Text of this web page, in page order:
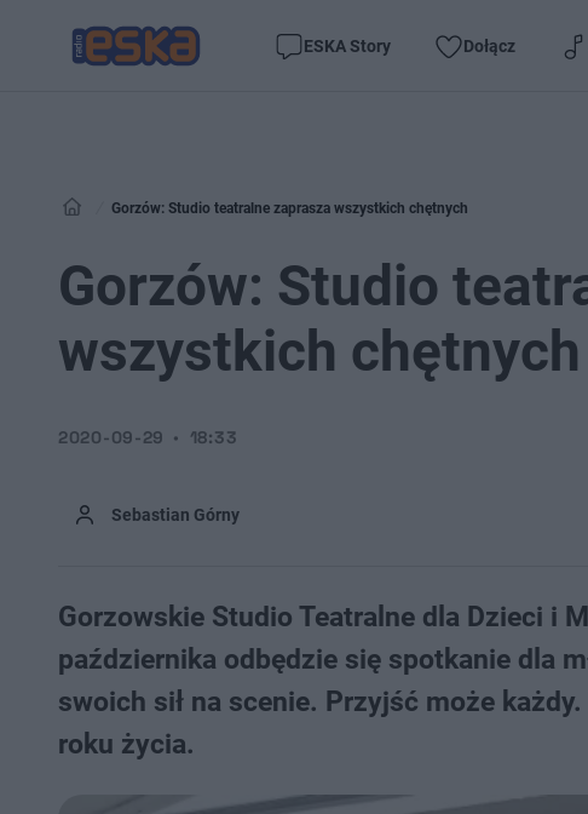
ESKA Story Dołącz
Gorzów: Studio teatralne zaprasza wszystkich chętnych
Gorzów: Studio
wszystkich chętnych
Sebastian Górny
2020-09-29 18:33
Gorzowskie Studio Teatralne dla Dzieci i
października odbędzie się spotkanie dla
swoich sił na scenie. Przyjść może
roku życia.